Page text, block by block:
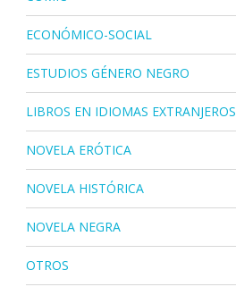
ECONÓMICO-SOCIAL
ESTUDIOS GÉNERO NEGRO
LIBROS EN IDIOMAS EXTRANJEROS
NOVELA ERÓTICA
NOVELA HISTÓRICA
NOVELA NEGRA
OTROS